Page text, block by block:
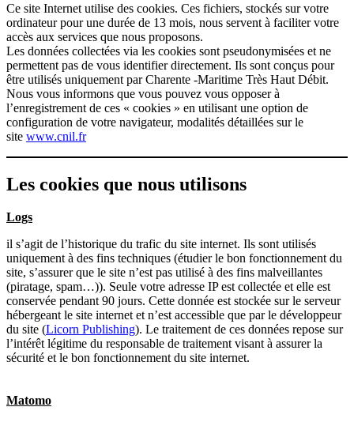
Ce site Internet utilise des cookies. Ces fichiers, stockés sur votre
ordinateur pour une durée de 13 mois, nous servent à faciliter votre
accès aux services que nous proposons.
Les données collectées via les cookies sont pseudonymisées et ne
permettent pas de vous identifier directement. Ils sont conçus pour
être utilisés uniquement par Charente -Maritime Très Haut Débit.
Nous vous informons que vous pouvez vous opposer à
l’enregistrement de ces « cookies » en utilisant une option de
configuration de votre navigateur, modalités détaillées sur le
site www.cnil.fr
Les cookies que nous utilisons
Logs
il s’agit de l’historique du trafic du site internet. Ils sont utilisés
uniquement à des fins techniques (étudier le bon fonctionnement du
site, s’assurer que le site n’est pas utilisé à des fins malveillantes
(piratage, spam…)). Seule votre adresse IP est collectée et elle est
conservée pendant 90 jours. Cette donnée est stockée sur le serveur
hébergeant le site internet et n’est accessible que par le développeur
du site (Licorn Publishing). Le traitement de ces données repose sur
l’intérêt légitime du responsable de traitement visant à assurer la
sécurité et le bon fonctionnement du site internet.
Matomo